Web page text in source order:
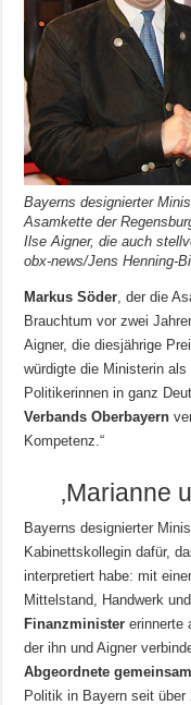
Bayerns designierter
Asamkette der
Ilse Aigner, die auch
obx-news/Jens Henning-
Markus Söder , der die
Brauchtum vor zwei
Aigner, die diesjährige
würdigte die Ministerin
Politikerinnen in ganz
Verbands Oberbayern
Kompetenz.“
‚Marianne
Bayerns designierter
Kabinettskollegin dafür,
interpretiert habe: mit
Mittelstand, Handwerk
Finanzminister erinnerte
der ihn und Aigner
Abgeordnete
Politik in Bayern seit